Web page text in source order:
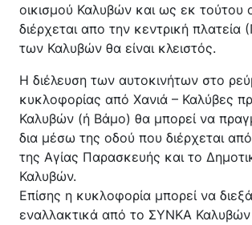
οικισμού Καλυβών και ως εκ τούτου
διέρχεται απο την κεντρική πλατεία
των Καλυβών θα είναι κλειστός.
Η διέλευση των αυτοκινήτων στο
κυκλοφορίας από Χανιά – Καλύβες
Καλυβών (ή Βάμο) θα μπορεί να
δια μέσω της οδού που διέρχεται
της Αγίας Παρασκευής και το
Καλυβών.
Επίσης η κυκλοφορία μπορεί να
εναλλακτικά από το ΣΥΝΚΑ Καλυβών